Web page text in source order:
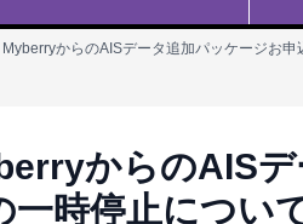
MyberryからのAISデータ追加パッケージお申
からのAIS
一時停止につい